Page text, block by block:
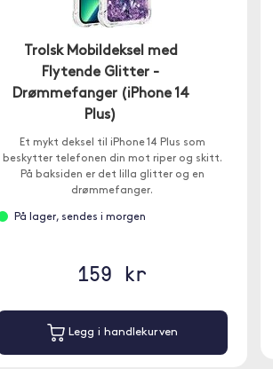
Trolsk Mobildeksel med
Flytende Glitter -
Drømmefanger (iPhone 14
Plus)
Et mykt deksel til iPhone 14 Plus som
beskytter telefonen din mot riper og skitt.
På baksiden er det lilla glitter og en
drømmefanger.
På lager, sendes i morgen
159 kr
Legg i handlekurven